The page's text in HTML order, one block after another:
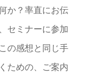
か？率直にお伝
セミナーに参加
の感想と同じ手
ための、ご案内